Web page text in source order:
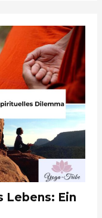
Lebens: Ein